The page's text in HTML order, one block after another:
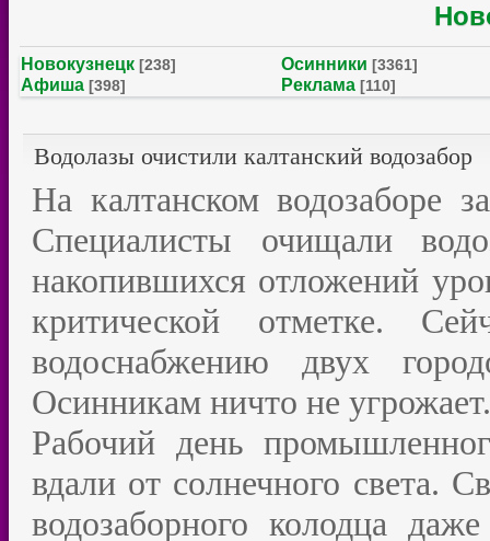
Новокузнецк [238] Осинники [3361]
Афиша [398] Реклама [110]
Водолазы очистили калтанский водозабор
На калтанском водозаборе
Специалисты очищали
накопившихся отложений
критической отметке.
водоснабжению двух
Осинникам ничто не угрожает.
Рабочий день
вдали от солнечного света.
водозаборного колодца